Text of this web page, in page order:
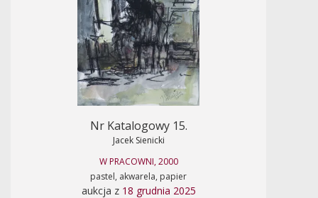
Nr Katalogowy 15.
Jacek Sienicki
W PRACOWNI, 2000
pastel, akwarela, papier
aukcja z 18 grudnia 2025